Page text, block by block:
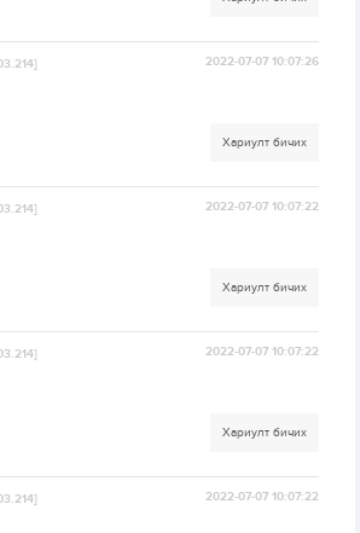
2022-07-07 10:07:26
Хариулт бичих
2022-07-07 10:07:22
Хариулт бичих
2022-07-07 10:07:22
Хариулт бичих
2022-07-07 10:07:22